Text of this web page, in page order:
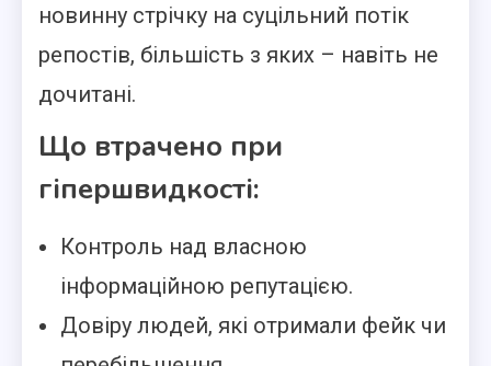
новинну стрічку на суцільний потік
репостів, більшість з яких – навіть не
дочитані.
Що втрачено при
гіпершвидкості:
Контроль над власною
інформаційною репутацією.
Довіру людей, які отримали фейк чи